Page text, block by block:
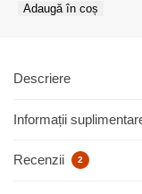
Adaugă în coș
Descriere
Informații
Recenzii 2